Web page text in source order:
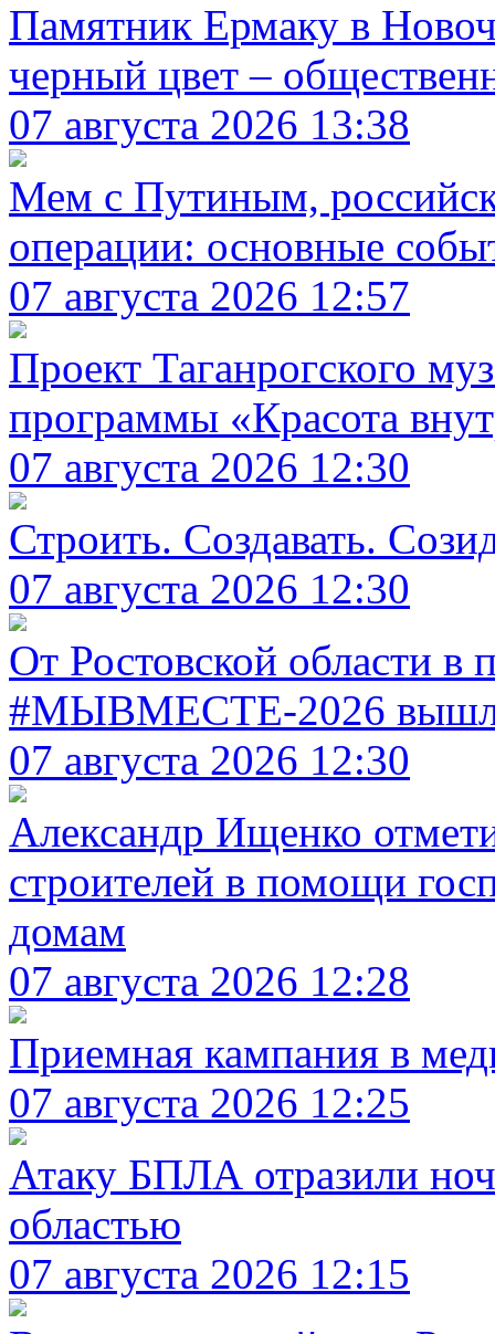
Памятник Ермаку в
черный цвет –
07 августа 2026 13:38
Мем с Путиным,
операции: основные
07 августа 2026 12:57
Проект Таганрогского
программы «Красота
07 августа 2026 12:30
Строить. Создавать.
07 августа 2026 12:30
От Ростовской области в
#МЫВМЕСТЕ-2026
07 августа 2026 12:30
Александр Ищенко
строителей в помощи
домам
07 августа 2026 12:28
Приемная кампания в
07 августа 2026 12:25
Атаку БПЛА отразили
областью
07 августа 2026 12:15